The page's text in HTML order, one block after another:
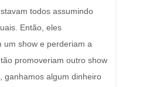
todos assumindo
Então, eles
um show e perderiam a
promoveriam outro show
ganhamos algum dinheiro